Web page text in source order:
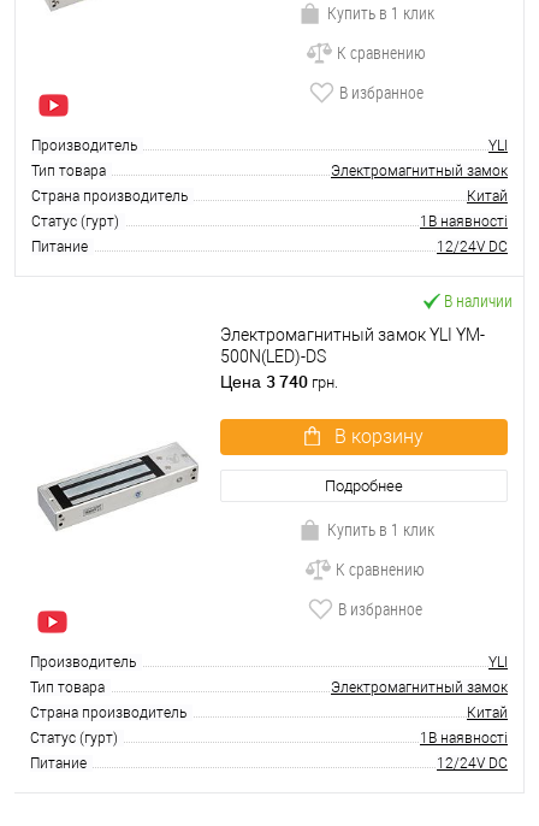
Купить в 1 клик
К сравнению
В избранное
Производитель
YLI
Тип товара
Электромагнитный замок
Страна производитель
Китай
Статус (гурт)
1В наявності
Питание
12/24V DC
В наличии
Электромагнитный замок YLI YM-
500N(LED)-DS
Цена 3 740 грн.
В корзину
Подробнее
Купить в 1 клик
К сравнению
В избранное
Производитель
YLI
Тип товара
Электромагнитный замок
Страна производитель
Китай
Статус (гурт)
1В наявності
Питание
12/24V DC